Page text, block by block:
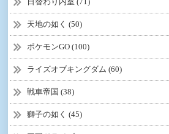
天地の如く (50)
ポケモンGO (100)
ライズオブキングダム (60)
戦車帝国 (38)
獅子の如く (45)